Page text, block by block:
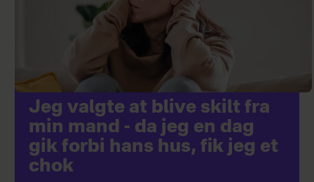
Jeg valgte at blive skilt fra
min mand - da jeg en dag
gik forbi hans hus, fik jeg et
chok